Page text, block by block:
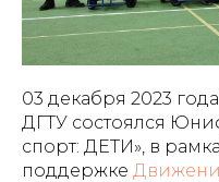
03 декабря 2023
ДГТУ состоялся
спорт: ДЕТИ», в
поддержке